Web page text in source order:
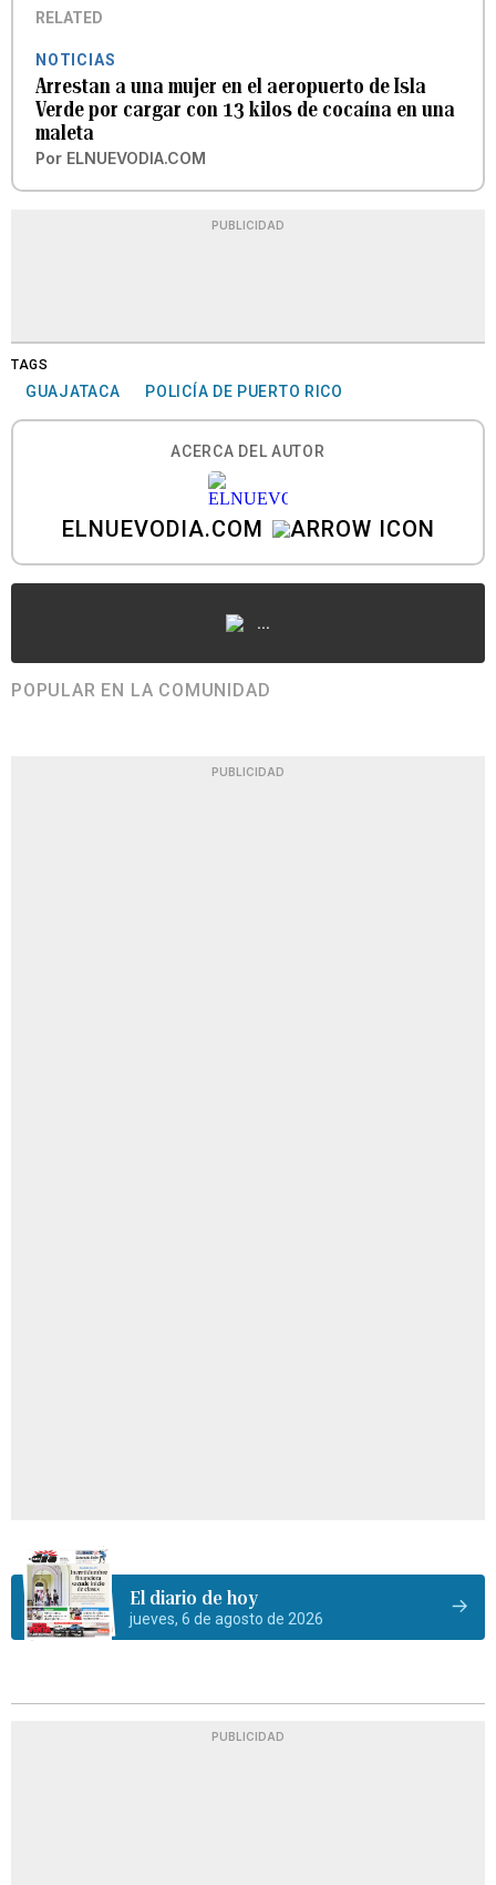
RELATED
NOTICIAS
Arrestan a una mujer en el aeropuerto de Isla
Verde por cargar con 13 kilos de cocaína en una
maleta
Por ELNUEVODIA.COM
PUBLICIDAD
TAGS
GUAJATACA POLICÍA DE PUERTO RICO
ACERCA DEL AUTOR
ELNUEVODIA.COM
...
POPULAR EN LA COMUNIDAD
PUBLICIDAD
El diario de hoy
jueves, 6 de agosto de 2026
PUBLICIDAD